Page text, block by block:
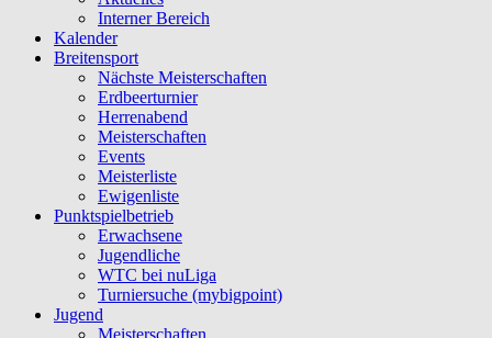
Interner Bereich
Kalender
Breitensport
Nächste Meisterschaften
Erdbeerturnier
Herrenabend
Meisterschaften
Events
Meisterliste
Ewigenliste
Punktspielbetrieb
Erwachsene
Jugendliche
WTC bei nuLiga
Turniersuche (mybigpoint)
Jugend
Meisterschaften